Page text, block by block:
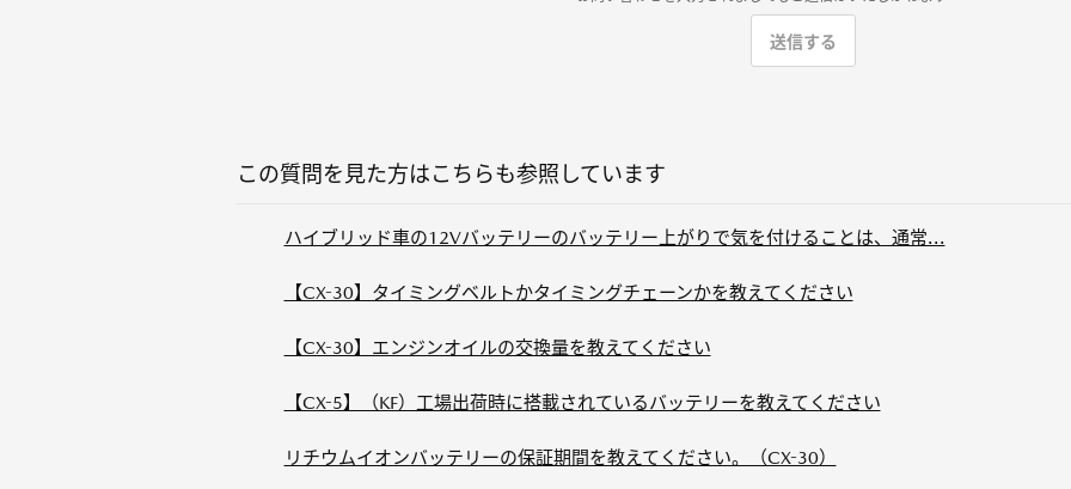
この質問を見た方はこちらも参照しています
ハイブリッド車の12Vバッテリーのバッテリー上がりで気を付けることは、通常...
【CX-30】タイミングベルトかタイミングチェーンかを教えてください
【CX-30】エンジンオイルの交換量を教えてください
【CX-5】（KF）工場出荷時に搭載されているバッテリーを教えてください
リチウムイオンバッテリーの保証期間を教えてください。（CX-30）